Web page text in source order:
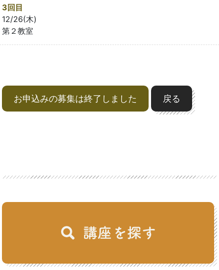
3回目
12/26(木)
第２教室
お申込みの募集は終了しました 戻る